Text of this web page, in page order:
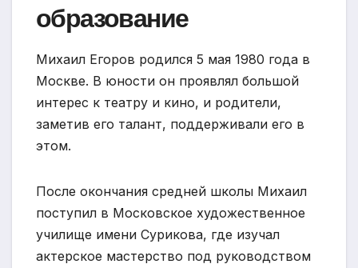
образование
Михаил Егоров родился 5 мая 1980 года в
Москве. В юности он проявлял большой
интерес к театру и кино, и родители,
заметив его талант, поддерживали его в
этом.
После окончания средней школы Михаил
поступил в Московское художественное
училище имени Сурикова, где изучал
актерское мастерство под руководством